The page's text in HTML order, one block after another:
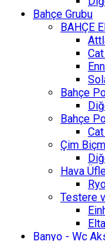
Bahçe Grubu
BAHÇE
Bahçe
Bahçe
Çim
Hava
Testere
Elta
Banyo - Wc